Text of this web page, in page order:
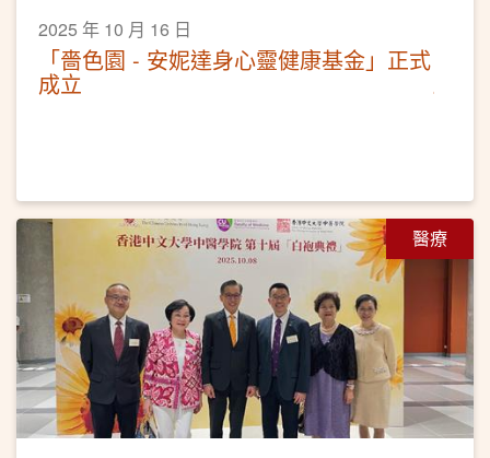
2025 年 10 月 16 日
「嗇色園 - 安妮達身心靈健康基金」正式
成立
醫療